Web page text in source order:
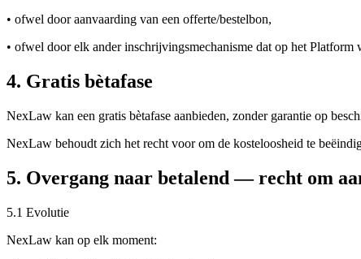
• ofwel door aanvaarding van een offerte/bestelbon,
• ofwel door elk ander inschrijvingsmechanisme dat op het Platform
4. Gratis bètafase
NexLaw kan een gratis bètafase aanbieden, zonder garantie op
NexLaw behoudt zich het recht voor om de kosteloosheid te
5. Overgang naar betalend — recht om
5.1 Evolutie
NexLaw kan op elk moment: